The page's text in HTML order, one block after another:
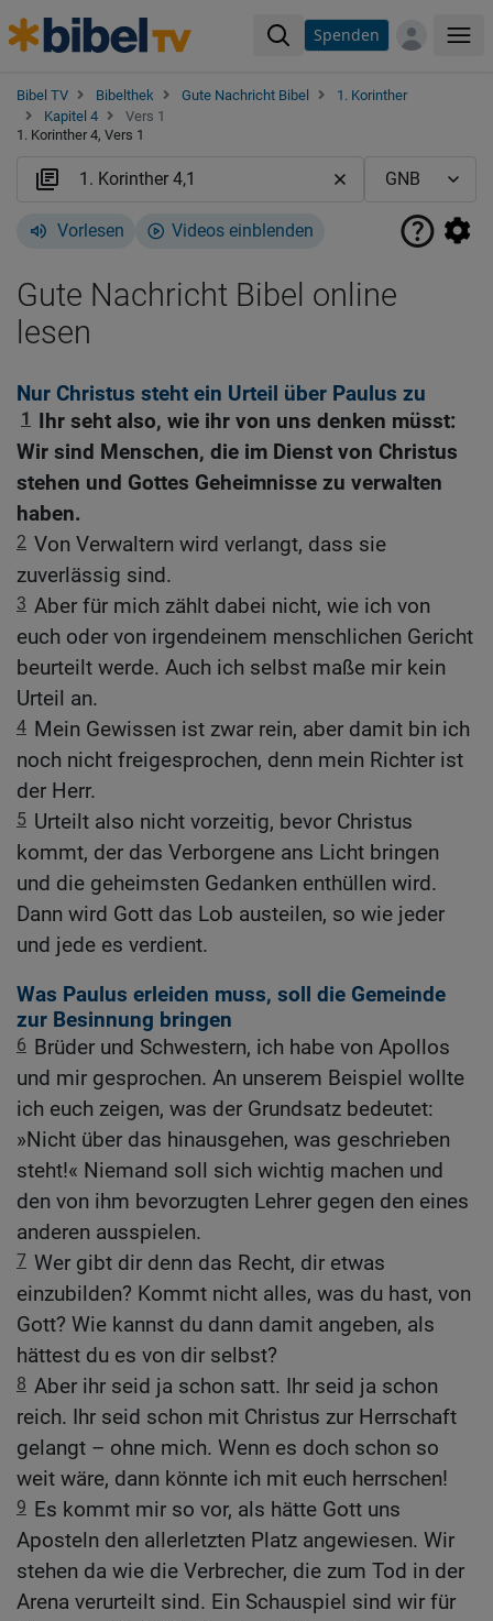
Spenden
Bibel TV Bibelthek Gute Nachricht Bibel
1. Korinther
Kapitel 4
Vers 1
1. Korinther 4, Vers 1
Vorlesen Videos einblenden
Gute Nachricht Bibel online
lesen
Nur Christus steht ein Urteil über Paulus zu
1
Ihr seht also, wie ihr von uns denken müsst:
Wir sind Menschen, die im Dienst von Christus
stehen und Gottes Geheimnisse zu verwalten
haben.
2 Von Verwaltern wird verlangt, dass sie
zuverlässig sind.
3 Aber für mich zählt dabei nicht, wie ich von
euch oder von irgendeinem menschlichen Gericht
beurteilt werde. Auch ich selbst maße mir kein
Urteil an.
4 Mein Gewissen ist zwar rein, aber damit bin ich
noch nicht freigesprochen, denn mein Richter ist
der Herr.
5 Urteilt also nicht vorzeitig, bevor Christus
kommt, der das Verborgene ans Licht bringen
und die geheimsten Gedanken enthüllen wird.
Dann wird Gott das Lob austeilen, so wie jeder
und jede es verdient.
Was Paulus erleiden muss, soll die Gemeinde
zur Besinnung bringen
6 Brüder und Schwestern, ich habe von Apollos
und mir gesprochen. An unserem Beispiel wollte
ich euch zeigen, was der Grundsatz bedeutet:
»Nicht über das hinausgehen, was geschrieben
steht!« Niemand soll sich wichtig machen und
den von ihm bevorzugten Lehrer gegen den eines
anderen ausspielen.
7 Wer gibt dir denn das Recht, dir etwas
einzubilden? Kommt nicht alles, was du hast, von
Gott? Wie kannst du dann damit angeben, als
hättest du es von dir selbst?
8 Aber ihr seid ja schon satt. Ihr seid ja schon
reich. Ihr seid schon mit Christus zur Herrschaft
gelangt – ohne mich. Wenn es doch schon so
weit wäre, dann könnte ich mit euch herrschen!
9 Es kommt mir so vor, als hätte Gott uns
Aposteln den allerletzten Platz angewiesen. Wir
stehen da wie die Verbrecher, die zum Tod in der
Arena verurteilt sind. Ein Schauspiel sind wir für